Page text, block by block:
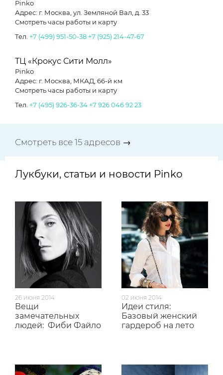
Pinko
Адрес: г. Москва, ул. Земляной Вал, д. 33
Смотреть часы работы и карту
Тел. +7 (499) 951-50-38 +7 (925) 214-47-67
ТЦ «Крокус Сити Молл»
Pinko
Адрес: г. Москва, МКАД, 66-й км
Смотреть часы работы и карту
Тел. +7 (495) 926-36-34 +7 926 046 92 23
Смотреть все 15 адресов →
Лукбуки, статьи и новости Pinko
26 июня 2014
Вещи
замечательных
людей: Фиби Файло
02 июня 2014
Идеи стиля:
Базовый женский
гардероб на лето